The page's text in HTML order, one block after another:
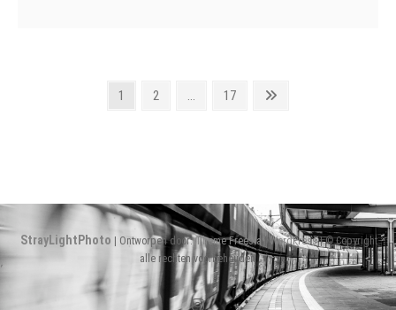
Pagina
1 Pagina
2 … Pagina
17
StrayLightPhoto | Ontworpen door:Theme Freesia |WordPress| © Copyright
alle rechten voorbehouden
Instagram